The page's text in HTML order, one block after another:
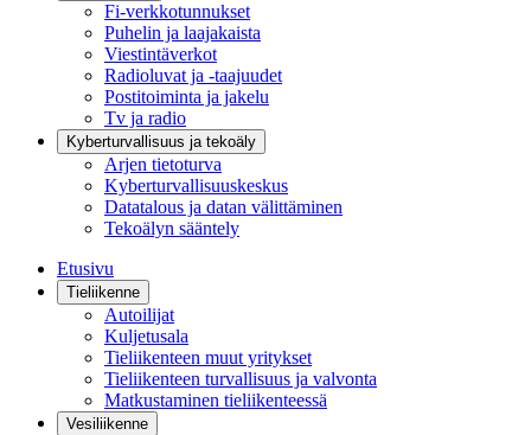
Fi-verkkotunnukset
Puhelin ja laajakaista
Viestintäverkot
Radioluvat ja -taajuudet
Postitoiminta ja jakelu
Tv ja radio
Kyberturvallisuus ja tekoäly
Arjen tietoturva
Kyberturvallisuuskeskus
Datatalous ja datan välittäminen
Tekoälyn sääntely
Etusivu
Tieliikenne
Autoilijat
Kuljetusala
Tieliikenteen muut yritykset
Tieliikenteen turvallisuus ja valvonta
Matkustaminen tieliikenteessä
Vesiliikenne